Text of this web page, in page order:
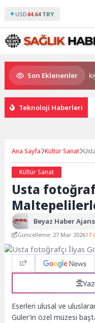
USD44.64 TRY
Son Eklenenler
Ana Sponsorluğunda
Teknoloji Haberleri
Ana Sayfa Kültür Sanat
Kültür Sanat
Usta
Beyaz Haber
Güncelleme: 27 Mar 202617
Eserleri ulusal ve
Güler’in özel müzesi